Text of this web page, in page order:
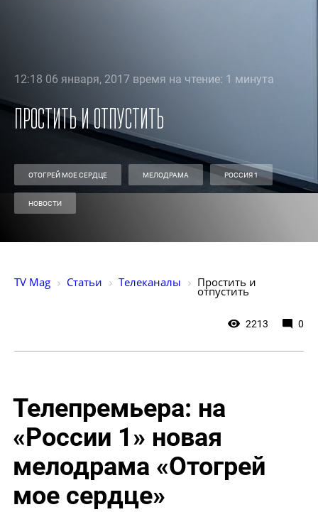
12:18 06 января, 2017 время на чтение: 1 минута
Простить и отпустить
ОТОГРЕЙ МОЕ СЕРДЦЕ МЕЛОДРАМА РОССИЯ 1
НОВОСТИ
TV Mag Статьи Телеканалы Простить и
отпустить
2213 0
Телепремьера: на
«России 1» новая
мелодрама «Отогрей
мое сердце»